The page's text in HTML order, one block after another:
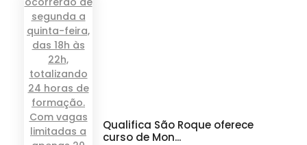
Qualifica São Roque oferece
curso de Mon...